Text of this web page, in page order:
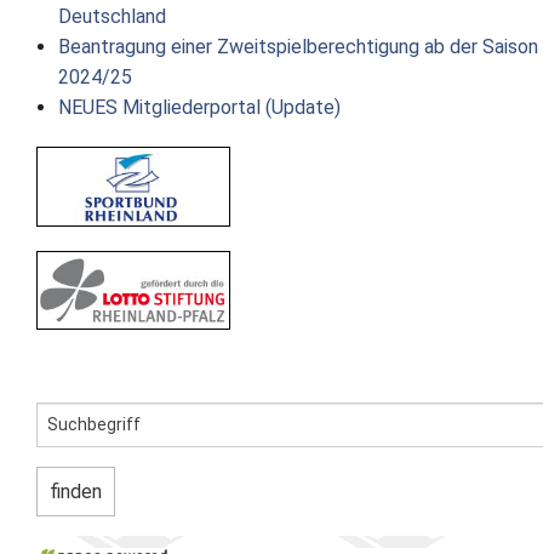
Deutschland
Beantragung einer Zweitspielberechtigung ab der Saison
2024/25
NEUES Mitgliederportal (Update)